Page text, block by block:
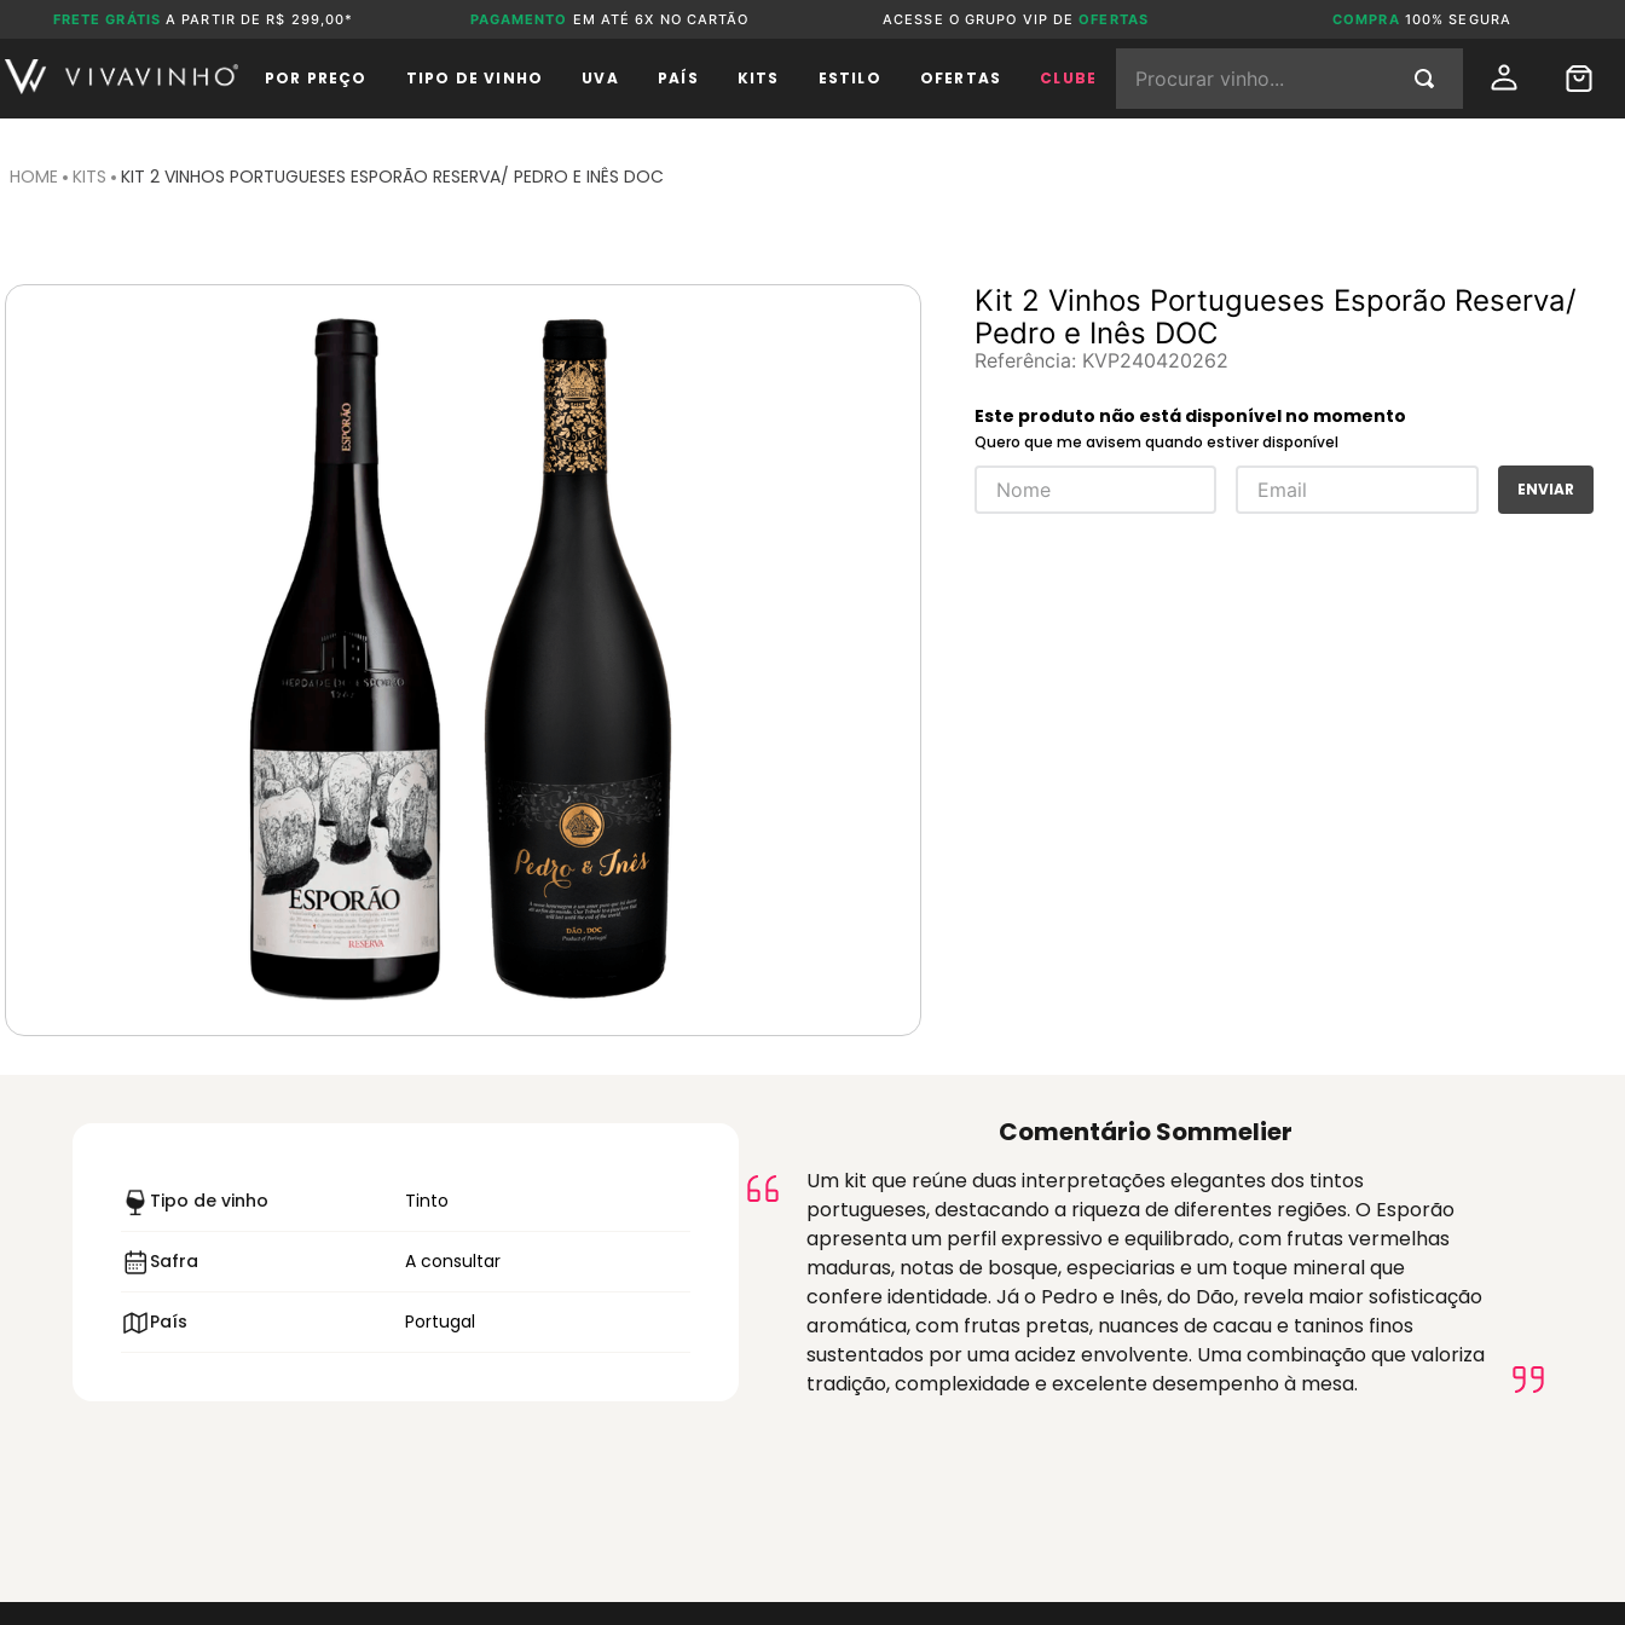
FRETE GRÁTIS A PARTIR DE R$ 299,00* PAGAMENTO EM ATÉ 6X NO CARTÃO ACESSE O GRUPO VIP DEOFERTAS COMPRA 100% SEGURA
POR PREÇO TIPO DE VINHO UVA PAÍS KITS ESTILO OFERTAS CLUBE
KITS KIT 2 VINHOS PORTUGUESES ESPORÃO RESERVA/ PEDRO E INÊS DOC
Kit 2 Vinhos Portugueses Esporão Reserva/
Pedro e Inês DOC
Referência: KVP240420262
Este produto não está disponível no momento
Quero que me avisem quando estiver disponível
ENVIAR
Tipo de vinho Tinto
Safra A consultar
País Portugal
Comentário Sommelier
Um kit que reúne duas interpretações elegantes dos tintos
portugueses, destacando a riqueza de diferentes regiões. O Esporão
apresenta um perfil expressivo e equilibrado, com frutas vermelhas
maduras, notas de bosque, especiarias e um toque mineral que
confere identidade. Já o Pedro e Inês, do Dão, revela maior sofisticação
aromática, com frutas pretas, nuances de cacau e taninos finos
sustentados por uma acidez envolvente. Uma combinação que valoriza
tradição, complexidade e excelente desempenho à mesa.